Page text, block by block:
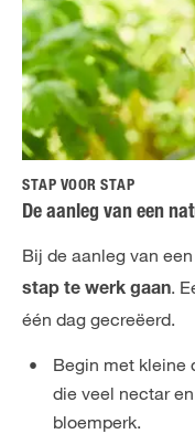
STAP VOOR STAP
De aanleg van een
Bij de aanleg van
stap te werk gaan.
één dag gecreëerd.
Begin met kleine
die veel nectar
bloemperk.